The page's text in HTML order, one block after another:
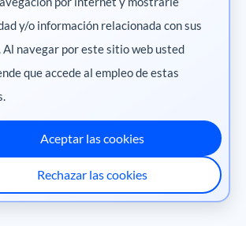
Pharma
Perú·Centroamérica
y/o información relacionada con sus
Al navegar por este sitio web usted
que accede al empleo de estas
Aceptar las cookies
Rechazar las cookies